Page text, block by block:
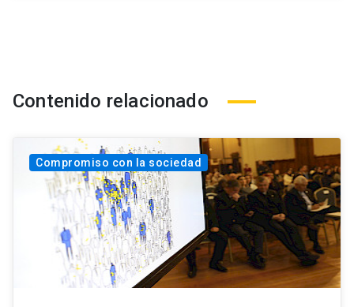
Contenido relacionado
Compromiso con la sociedad